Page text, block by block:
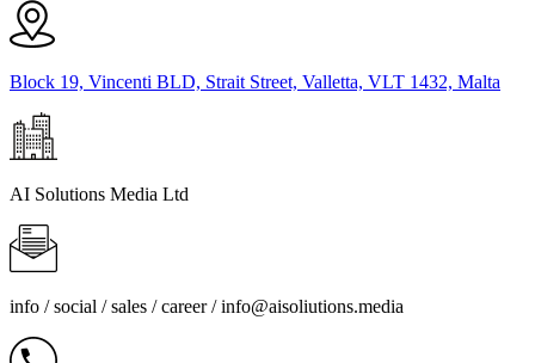
Block 19, Vincenti BLD, Strait Street, Valletta, VLT 1432, Malta
AI Solutions Media Ltd
info / social / sales / career /info@aisoliutions.media